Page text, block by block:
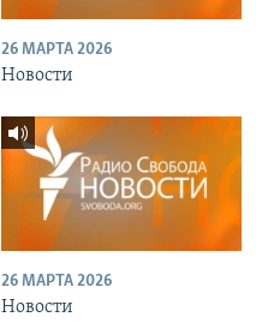
26 МАРТА 2026
Новости
26 МАРТА 2026
Новости